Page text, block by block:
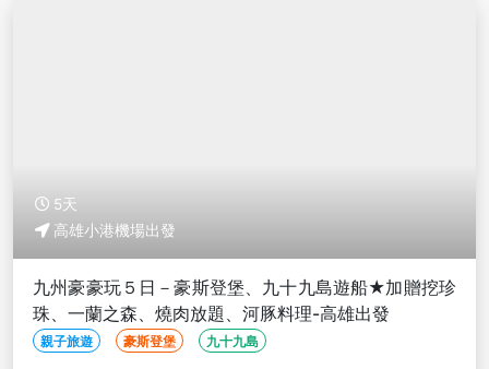
5天
高雄小港機場出發
九州豪豪玩５日－豪斯登堡、九十九島遊船★加贈挖珍
珠、一蘭之森、燒肉放題、河豚料理-高雄出發
親子旅遊 豪斯登堡 九十九島